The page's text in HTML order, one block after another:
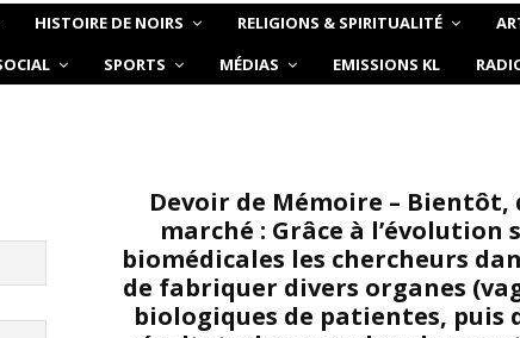
HISTOIRE DE NOIRS RELIGIONS & SPIRITUALITÉ
SPORTS MÉDIAS EMISSIONS KL
Devoir de Mémoire –
marché : Grâce à l’évolution
biomédicales les chercheurs
de fabriquer divers organes
biologiques de patientes, puis